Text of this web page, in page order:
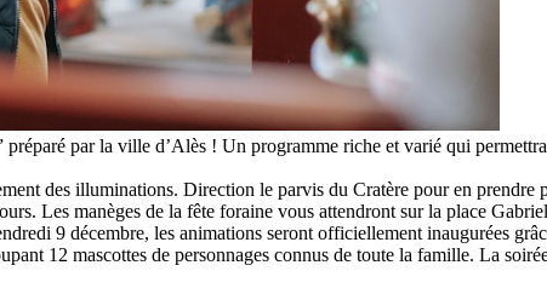
par la ville d’Alès ! Un programme riche et varié qui permettra
des illuminations. Direction le parvis du Cratère pour en
Les manèges de la fête foraine vous attendront sur la place
9 décembre, les animations seront officiellement inaugurées
12 mascottes de personnages connus de toute la famille. La